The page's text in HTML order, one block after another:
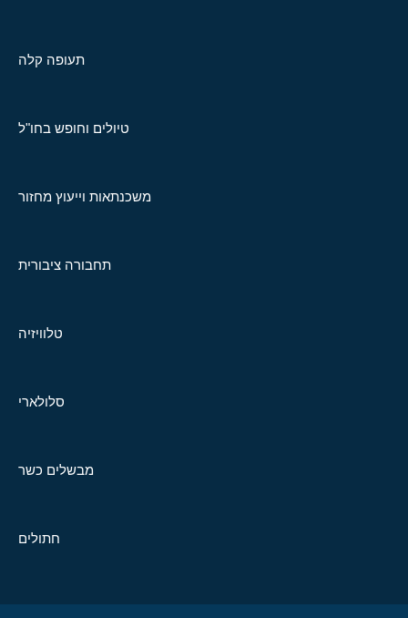
תעופה קלה
טיולים וחופש בחו"ל
משכנתאות וייעוץ מחזור
תחבורה ציבורית
טלוויזיה
סלולארי
מבשלים כשר
חתולים